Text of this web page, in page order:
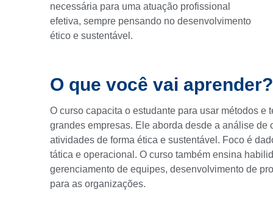
necessária para uma atuação profissional
efetiva, sempre pensando no desenvolvimento
ético e sustentável.
O que você vai aprender?
O curso capacita o estudante para usar métodos
grandes empresas. Ele aborda desde a análise
atividades de forma ética e sustentável. Foco é
tática e operacional. O curso também ensina
gerenciamento de equipes, desenvolvimento de
para as organizações.